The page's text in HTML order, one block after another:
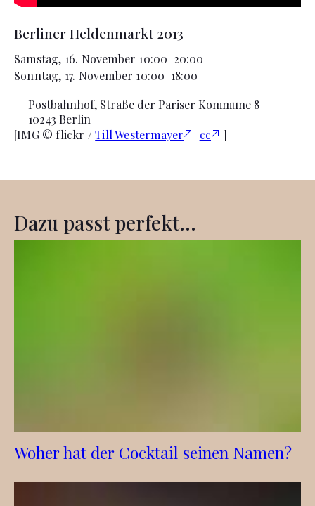
Berliner Heldenmarkt 2013
Samstag, 16. November 10:00-20:00
Sonntag, 17. November 10:00-18:00
Postbahnhof, Straße der Pariser Kommune 8
10243 Berlin
[IMG © flickr /Till Westermayer cc ]
Dazu passt perfekt...
Woher hat der Cocktail seinen Namen?